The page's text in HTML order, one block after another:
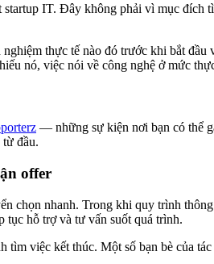
startup IT. Đây không phải vì mục
thực tế nào đó trước khi bắt
nó, việc nói về công nghệ ở mức
— những sự kiện nơi bạn có thể
đầu.
offer
chọn nhanh. Trong khi quy trình
hỗ trợ và tư vấn suốt quá trình.
tìm việc kết thúc. Một số bạn bè của